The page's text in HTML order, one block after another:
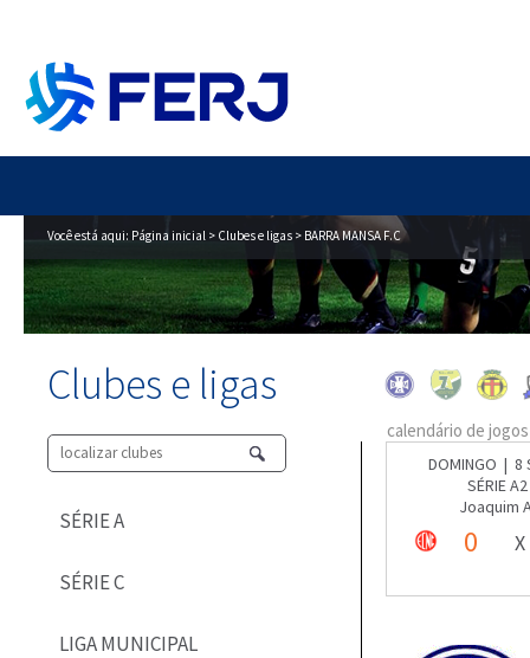
Você está aqui: Página inicial > Clubes e ligas > BARRA MANSA F.C
Clubes e ligas
SÉRIE A
SÉRIE C
LIGA MUNICIPAL
calendário de jogos
DOMINGO | 8
SÉRIE
Joaquim
0 X